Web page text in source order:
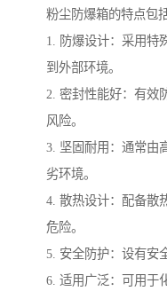
粉尘防爆箱的特点包括
1. 防爆设计：采用特
到外部环境。
2. 密封性能好：有效
风险。
3. 坚固耐用：通常由
劣环境。
4. 散热设计：配备散
危险。
5. 安全防护：设有安
6. 适用广泛：可用于